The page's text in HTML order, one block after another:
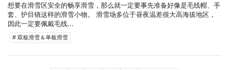
想要在滑雪区安全的畅享滑雪，那么就一定要事先准备好像是毛线帽、手
套、护目镜这样的滑雪小物。 滑雪场多位于昼夜温差很大高海拔地区，
因此一定要佩戴毛线...
# 双板滑雪＆单板滑雪